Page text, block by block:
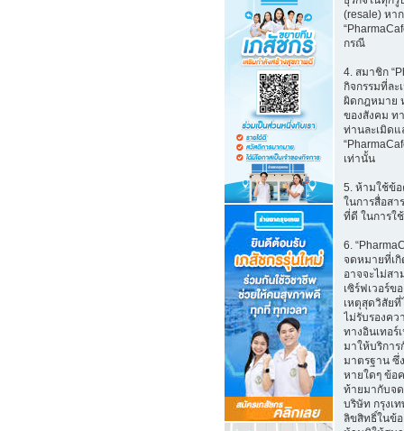
(resale) หา
กรณี
4. สมาชิก
กิจกรรมที่ละ
ผิดกฎหมาย
ของสังคม ท
ท่านละเมิด
เท่านั้น
5. ห้ามใช้ข้
ในการสื่อสา
ที่ดี ในการใ
6.
จดหมายที่เกิ
อาจจะไม่สา
เซิร์ฟเวอร์ข
เหตุสุดวิสัยที่
ไม่รับรองคว
ทางอินเทอร์
มาให้บริกา
มาตรฐาน ซึ่
หายใดๆ ข้อ
ท้ายมากับจด
บริษัท กรุงเ
ลิขสิทธิ์ในข้